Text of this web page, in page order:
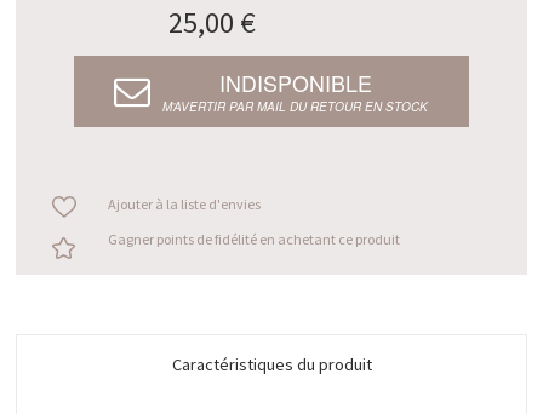
25,00 €
INDISPONIBLE
M’AVERTIR PAR MAIL DU RETOUR EN STOCK
Ajouter à la liste d'envies
Gagner points de fidélité en achetant ce produit
Caractéristiques du produit